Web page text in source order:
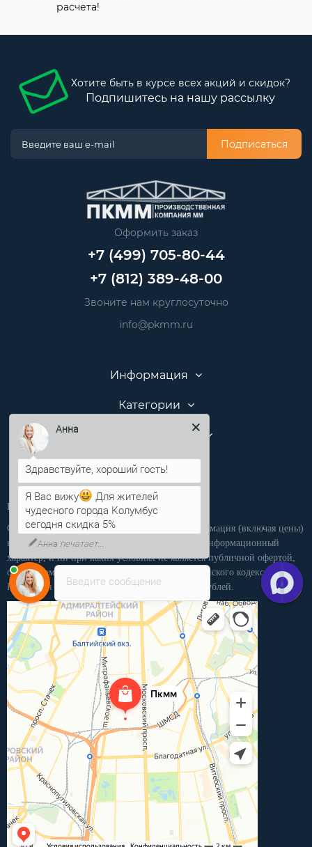
расчета!
Хотите быть в курсе всех акций и скидок?
Подпишитесь на нашу рассылку
Подписаться
Оформить заказ
+7 (499) 705-80-44
+7 (812) 389-48-00
Звоните нам круглосуточно
info@pkmm.ru
Информация
Категории
Личный кабинет
Производственная компания «ПКММ»
Обращаем Ваше внимание на то, что вся информация (включая цены)
на этом интернет-сайте носит исключительно информационный
характер, и ни при каких условиях не является публичной офертой,
определяемой положениями статьи 437 Гражданского кодекса РФ.
Розничная продажа осуществляется от 15 000 рублей.
Введите сообщение
Анна
Я Вас вижу
Для жителей
чудесного города Колумбус
сегодня скидка 5%
Анна печатает...